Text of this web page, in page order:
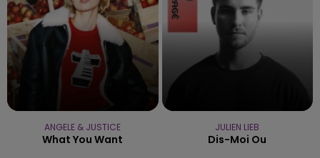
ANGELE & JUSTICE
What You Want
JULIEN LIEB
Dis-Moi Ou